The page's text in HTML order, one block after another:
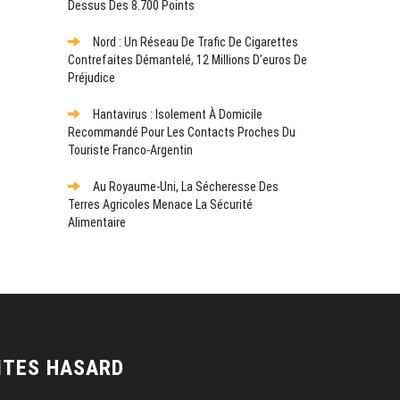
Dessus Des 8.700 Points
Nord : Un Réseau De Trafic De Cigarettes
Contrefaites Démantelé, 12 Millions D’euros De
Préjudice
Hantavirus : Isolement À Domicile
Recommandé Pour Les Contacts Proches Du
Touriste Franco-Argentin
Au Royaume-Uni, La Sécheresse Des
Terres Agricoles Menace La Sécurité
Alimentaire
HASARD